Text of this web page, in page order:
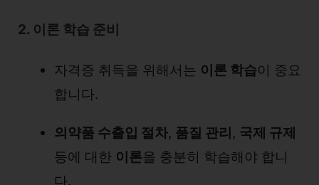
2. 이론 학습 준비
자격증 취득을 위해서는 이론 학습이 중요
합니다.
의약품 수출입 절차, 품질 관리, 국제 규제
등에 대한 이론을 충분히 학습해야 합니
다.